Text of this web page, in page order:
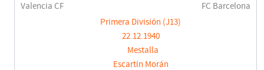
Valencia CF
FC Barcelona
Primera División (J13)
22.12.1940
Mestalla
Escartín Morán